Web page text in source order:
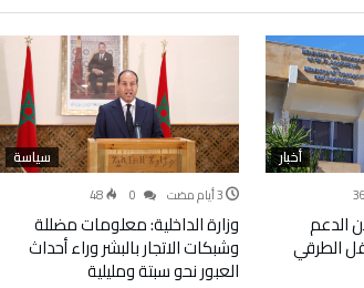
أخبار
36
الدعم
الطرقي
سياسة
48
وزارة الداخلية: معلومات مضللة
وشبكات الاتجار بالبشر وراء أحداث
العبور نحو سبتة ومليلية